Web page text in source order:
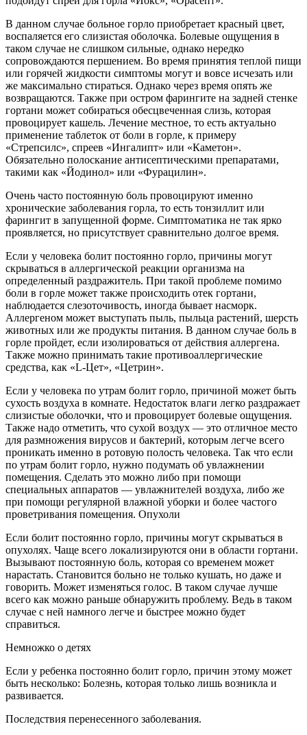
В данном случае больное горло приобретает красный цвет,
воспаляется его слизистая оболочка. Болевые ощущения в
таком случае не слишком сильные, однако нередко
сопровождаются першением. Во время принятия теплой пищи
или горячей жидкости симптомы могут и вовсе исчезать или
же максимально стираться. Однако через время опять же
возвращаются. Также при остром фарингите на задней стенке
гортани может собираться обесцвеченная слизь, которая
провоцирует кашель. Лечение местное, то есть актуально
применение таблеток от боли в горле, к примеру
«Стрепсилс», спреев «Ингалипт» или «Каметон».
Обязательно полоскание антисептическими препаратами,
такими как «Йодинол» или «Фурацилин».
Очень часто постоянную боль провоцируют именно
хронические заболевания горла, то есть тонзиллит или
фарингит в запущенной форме. Симптоматика не так ярко
проявляется, но присутствует сравнительно долгое время.
Если у человека болит постоянно горло, причины могут
скрываться в аллергической реакции организма на
определенный раздражитель. При такой проблеме помимо
боли в горле может также происходить отек гортани,
наблюдается слезоточивость, иногда бывает насморк.
Аллергеном может выступать пыль, пыльца растений, шерсть
животных или же продукты питания. В данном случае боль в
горле пройдет, если изолироваться от действия аллергена.
Также можно принимать такие противоаллергические
средства, как «L-Цет», «Цетрин».
Если у человека по утрам болит горло, причиной может быть
сухость воздуха в комнате. Недостаток влаги легко раздражает
слизистые оболочки, что и провоцирует болевые ощущения.
Также надо отметить, что сухой воздух — это отличное место
для размножения вирусов и бактерий, которым легче всего
проникать именно в ротовую полость человека. Так что если
по утрам болит горло, нужно подумать об увлажнении
помещения. Сделать это можно либо при помощи
специальных аппаратов — увлажнителей воздуха, либо же
при помощи регулярной влажной уборки и более частого
проветривания помещения. Опухоли
Если болит постоянно горло, причины могут скрываться в
опухолях. Чаще всего локализируются они в области гортани.
Вызывают постоянную боль, которая со временем может
нарастать. Становится больно не только кушать, но даже и
говорить. Может изменяться голос. В таком случае лучше
всего как можно раньше обнаружить проблему. Ведь в таком
случае с ней намного легче и быстрее можно будет
справиться.
Немножко о детях
Если у ребенка постоянно болит горло, причин этому может
быть несколько: Болезнь, которая только лишь возникла и
развивается.
Последствия перенесенного заболевания.